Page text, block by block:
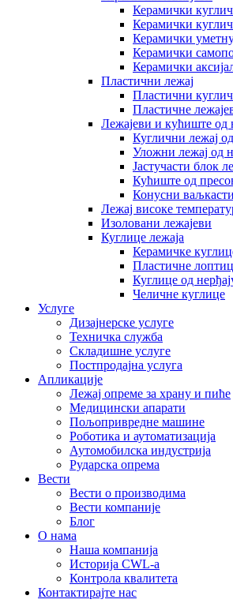
Керамички
Керамички
Керамички
Керамички
Керамички
Пластични лежај
Пластични
Пластичне
Лежајеви и кућиште од
Куглични лежај
Уложни лежај од
Јастучасти блок
Кућиште од
Конусни ваљкасти
Лежај високе
Изоловани лежајеви
Куглице лежаја
Керамичке
Пластичне
Куглице од
Челичне куглице
Услуге
Дизајнерске услуге
Техничка служба
Складишне услуге
Постпродајна услуга
Апликације
Лежај опреме за храну и пиће
Медицински апарати
Пољопривредне машине
Роботика и аутоматизација
Аутомобилска индустрија
Рударска опрема
Вести
Вести о производима
Вести компаније
Блог
О нама
Наша компанија
Историја CWL-а
Контрола квалитета
Контактирајте нас